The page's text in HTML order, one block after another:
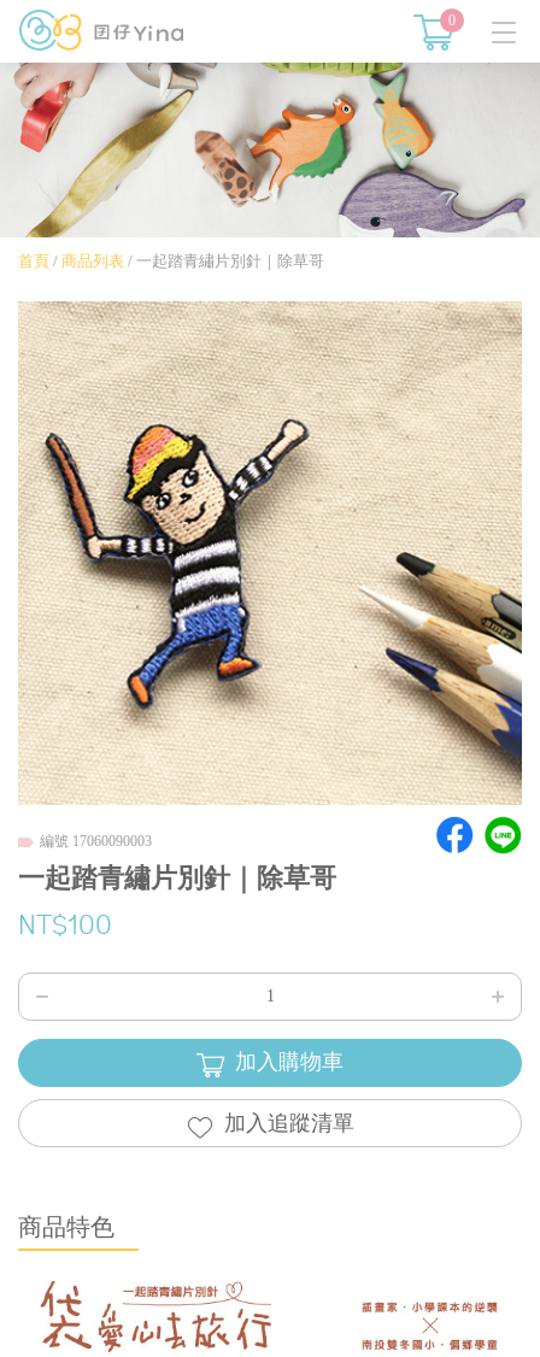
0
首頁 / 商品列表 / 一起踏青繡片別針｜除草哥
編號 17060090003
一起踏青繡片別針｜除草哥
NT$100
加入購物車
加入追蹤清單
商品特色